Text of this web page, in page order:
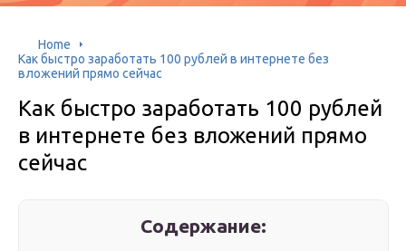
Home
Как быстро заработать 100 рублей в интернете без
вложений прямо сейчас
Как быстро заработать 100 рублей
в интернете без вложений прямо
сейчас
Содержание: